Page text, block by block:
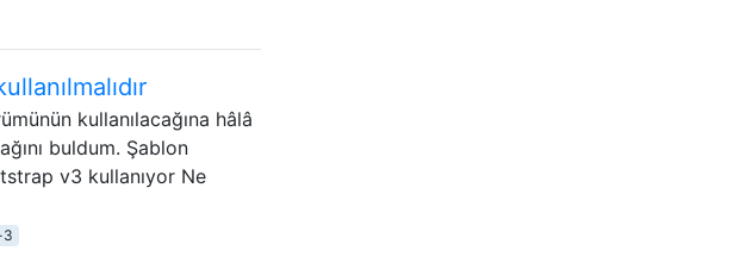
kullanılacağına hâlâ
buldum. Şablon
v3 kullanıyor Ne
3